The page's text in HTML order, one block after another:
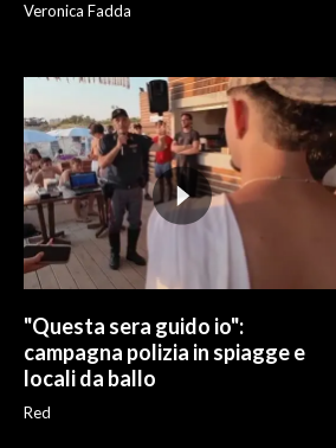
Veronica Fadda
"Questa sera guido io":
campagna polizia in spiagge e
locali da ballo
Red